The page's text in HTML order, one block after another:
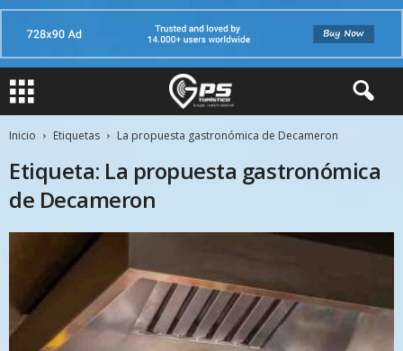
Inicio Etiquetas La propuesta gastronómica de Decameron
Etiqueta: La propuesta gastronómica
de Decameron